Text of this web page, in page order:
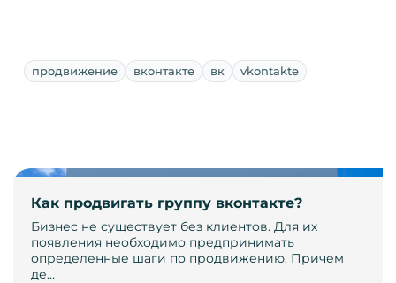
продвижение вконтакте вк vkontakte
Как продвигать группу вконтакте?
Бизнес не существует без клиентов. Для их
появления необходимо предпринимать
определенные шаги по продвижению. Причем
де…